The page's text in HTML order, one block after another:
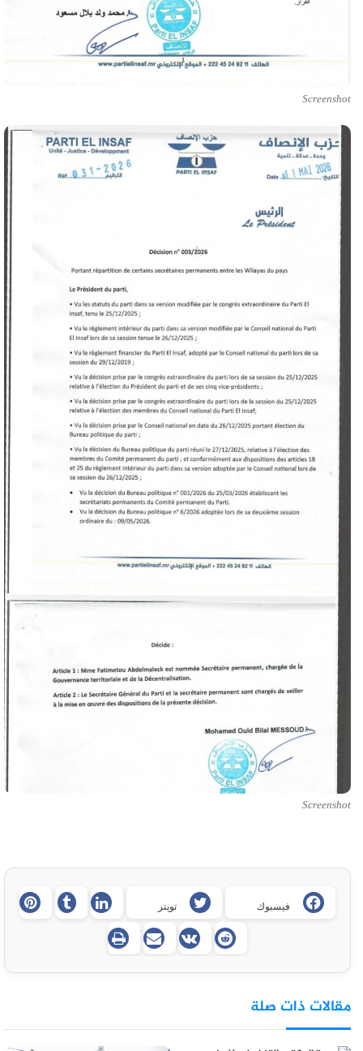
Screenshot
Screenshot
فيسبوك تويتر
مقالات ذات صلة